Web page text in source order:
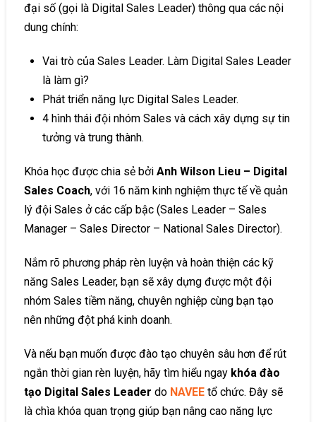
đại số (gọi là Digital Sales Leader) thông qua các nội
dung chính:
Vai trò của Sales Leader. Làm Digital Sales Leader
là làm gì?
Phát triển năng lực Digital Sales Leader.
4 hình thái đội nhóm Sales và cách xây dựng sự tin
tưởng và trung thành.
Khóa học được chia sẻ bởi Anh Wilson Lieu – Digital
Sales Coach, với 16 năm kinh nghiệm thực tế về quản
lý đội Sales ở các cấp bậc (Sales Leader – Sales
Manager – Sales Director – National Sales Director).
Nắm rõ phương pháp rèn luyện và hoàn thiện các kỹ
năng Sales Leader, bạn sẽ xây dựng được một đội
nhóm Sales tiềm năng, chuyên nghiệp cùng bạn tạo
nên những đột phá kinh doanh.
Và nếu bạn muốn được đào tạo chuyên sâu hơn để rút
ngắn thời gian rèn luyện, hãy tìm hiểu ngay khóa đào
tạo Digital Sales Leader do NAVEEtổ chức. Đây sẽ
là chìa khóa quan trọng giúp bạn nâng cao năng lực